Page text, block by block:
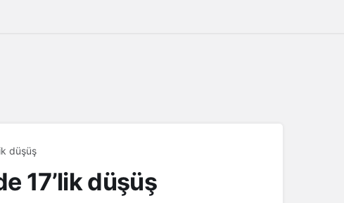
düşüş
17’lik düşüş